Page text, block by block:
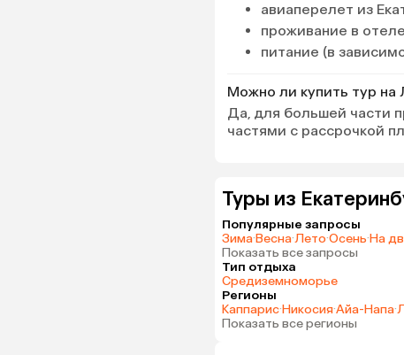
авиаперелет из
проживание в
питание (в
Можно ли купить тур на
Да, для большей части
частями с рассрочкой
Туры из
Популярные запросы
Зима·Весна·Лето·Осень·На
Показать все запросы
Тип отдыха
Средиземноморье
Регионы
Каппарис·Никосия·Айа-Напа·
Показать все регионы